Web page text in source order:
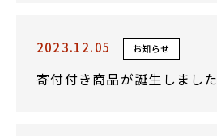
2023.12.05 お知らせ
寄付付き商品が誕生しました